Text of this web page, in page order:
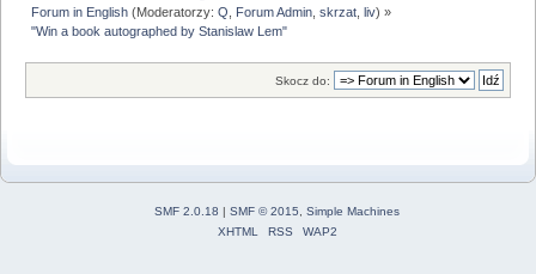
Forum in English (Moderatorzy:Q Forum Admin ,skrzat liv) »
"Win a book autographed by Stanislaw Lem"
Skocz do:
SMF 2.0.18 SMF © 2015, Simple Machines
XHTML
RSS WAP2